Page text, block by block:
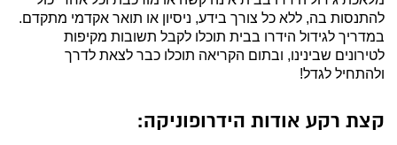
להתנסות בה, ללא כל צורך בידע, ניסיון או תואר אקדמי מתקדם.
במדריך לגידול הידרו בבית תוכלו לקבל תשובות מקיפות
לטירונים שבינינו, ובתום הקריאה תוכלו כבר לצאת לדרך
ולהתחיל לגדל!
קצת רקע אודות הידרופוניקה: